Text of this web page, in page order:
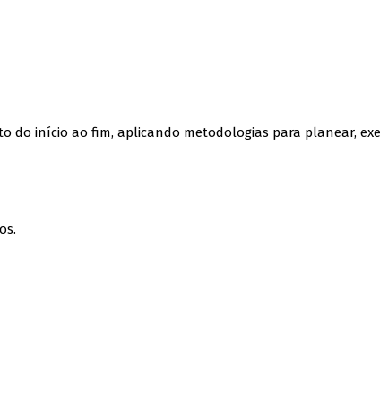
do início ao fim, aplicando metodologias para planear,